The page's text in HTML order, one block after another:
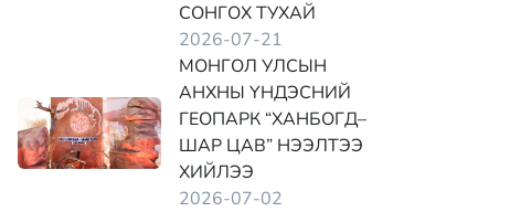
СОНГОХ ТУХАЙ
2026-07-21
МОНГОЛ УЛСЫН
АНХНЫ ҮНДЭСНИЙ
ГЕОПАРК “ХАНБОГД–
ШАР ЦАВ” НЭЭЛТЭЭ
ХИЙЛЭЭ
2026-07-02